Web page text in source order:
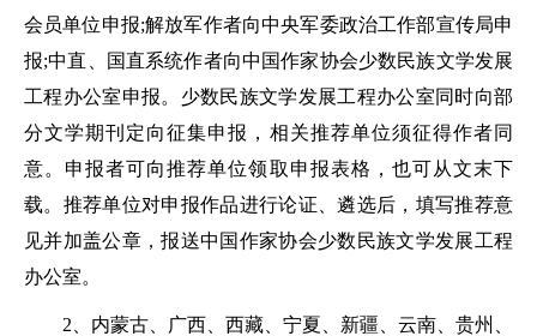
会员单位申报;解放军作者向中央军委政治工作部宣传局申
报;中直、国直系统作者向中国作家协会少数民族文学发展
工程办公室申报。少数民族文学发展工程办公室同时向部
分文学期刊定向征集申报，相关推荐单位须征得作者同
意。申报者可向推荐单位领取申报表格，也可从文末下
载。推荐单位对申报作品进行论证、遴选后，填写推荐意
见并加盖公章，报送中国作家协会少数民族文学发展工程
办公室。
2、内蒙古、广西、西藏、宁夏、新疆、云南、贵州、